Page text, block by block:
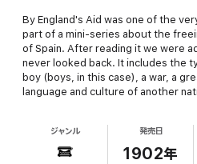
By England's Aid was one of the
part of a mini-series about the
of Spain. After reading it we were
never looked back. It includes the
boy (boys, in this case), a war, a
language and culture of another
ジャンル 発売日
1902年